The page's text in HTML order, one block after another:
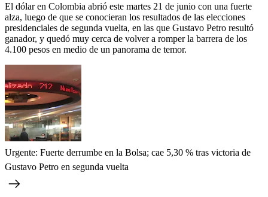
El dólar en Colombia abrió este martes 21 de junio con una fuerte
alza, luego de que se conocieran los resultados de las elecciones
presidenciales de segunda vuelta, en las que Gustavo Petro resultó
ganador, y quedó muy cerca de volver a romper la barrera de los
4.100 pesos en medio de un panorama de temor.
Urgente: Fuerte derrumbe en la Bolsa; cae 5,30 % tras victoria de
Gustavo Petro en segunda vuelta